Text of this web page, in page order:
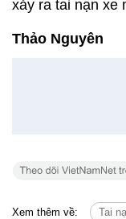
xảy ra tai nạn xe
Thảo Nguyên
Xem thêm về: Tai